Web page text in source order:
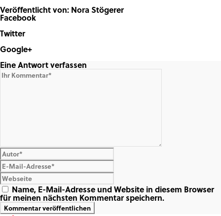
Veröffentlicht von: Nora Stögerer
Facebook
Twitter
Google+
Share on Google+
Eine Antwort verfassen
Name, E-Mail-Adresse und Website in diesem Browser
für meinen nächsten Kommentar speichern.